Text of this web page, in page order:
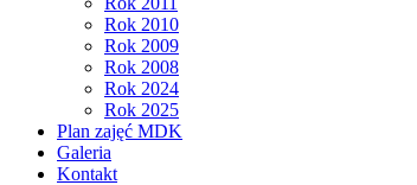
Rok 2010
Rok 2009
Rok 2008
Rok 2024
Rok 2025
Plan zajęć MDK
Galeria
Kontakt